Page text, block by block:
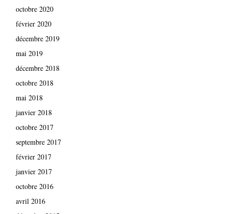
octobre 2020
février 2020
décembre 2019
mai 2019
décembre 2018
octobre 2018
mai 2018
janvier 2018
octobre 2017
septembre 2017
février 2017
janvier 2017
octobre 2016
avril 2016